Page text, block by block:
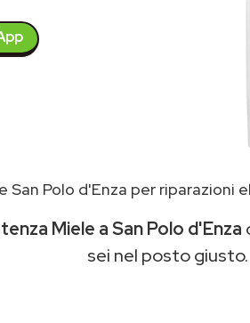
San Polo d'Enza per riparazioni
Miele a San Polo d'Enza
sei nel posto giusto.